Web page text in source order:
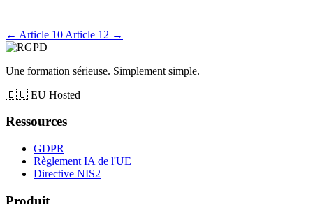
← Article 10 Article 12 →
Une formation sérieuse. Simplement simple.
🇪🇺 EU Hosted
Ressources
GDPR
Règlement IA de l'UE
Directive NIS2
Produit